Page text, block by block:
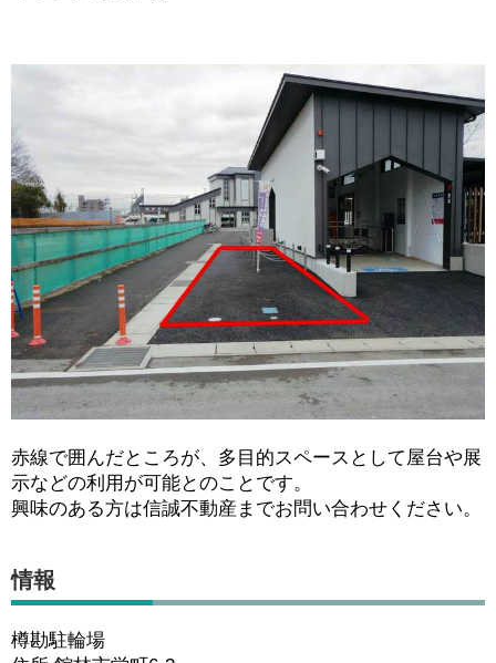
赤線で囲んだところが、多目的スペースとして屋台や展
示などの利用が可能とのことです。
興味のある方は信誠不動産までお問い合わせください。
情報
樽勘駐輪場